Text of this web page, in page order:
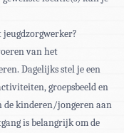
van het
Dagelijks stel je een
groepsbeeld en
de kinderen/jongeren aan
is belangrijk om de